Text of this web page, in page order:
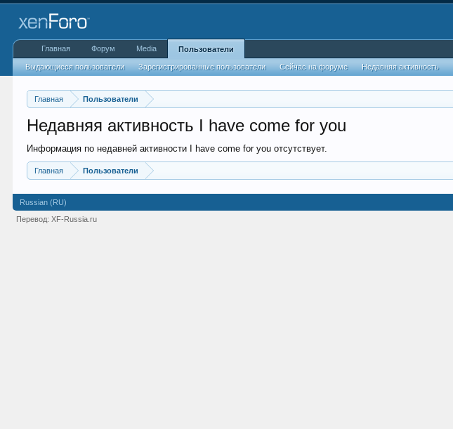
Главная Пользователи
Недавняя активность I have come for you
Информация по недавней активности I have come for you отсутствует.
Главная Пользователи
Главная Форум Media Пользователи
Выдающиеся пользователи Зарегистрированные пользователи Сейчас на форуме Недавняя активность
Russian (RU)
Перевод:XF-Russia.ru